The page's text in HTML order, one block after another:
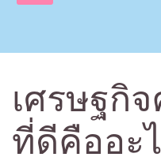
เศรษฐกิ
ที่ดีคืออะ